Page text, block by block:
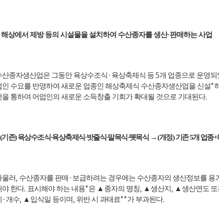
해상에서 제방 등의 시설물을 설치하여 수산종자를 생산·판매하는 사업
산종자생산업은 그동안 육상수조식 · 육상축제식 등5개 업종으로 운영되
인 수요를 반영하여 새로운 업종인 해상축제식 수산종자생산업을 신설*
을 통하여 어업인의 새로운 소득창출 기회가 확대될 것으로 기대된다.
(기존)육상수조식·육상축제식·밧줄식·말목식·뗏목식 →(개정)기존5개 업종+
울러, 수산종자를 판매 · 보급하려는 경우에는 수산종자의 생산정보를 용
야 한다. 표시해야 하는 내용*은 ▲ 종자의 명칭, ▲ 생산지 , ▲ 생산연도
· 개수, ▲ 입식일 등이며, 위반 시 과태료**가 부과된다.